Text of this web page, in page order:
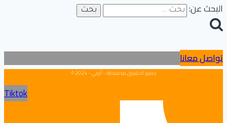
البحث عن:
تواصل معانا
جميع الحقوق محفوظة - أوبي - 2024 ©
Tiktok